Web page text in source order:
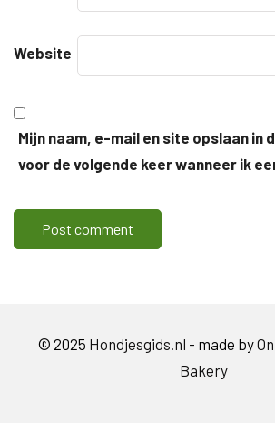
Website
Mijn naam, e-mail en site opslaan in
voor de volgende keer wanneer ik
© 2025 Hondjesgids.nl - made by
Bakery